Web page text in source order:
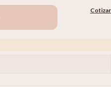
Cotizar